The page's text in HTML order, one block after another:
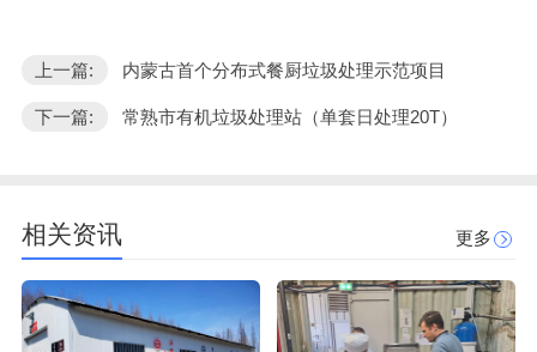
上一篇: 内蒙古首个分布式餐厨垃圾处理示范项目
下一篇: 常熟市有机垃圾处理站（单套日处理20T）
相关资讯 更多